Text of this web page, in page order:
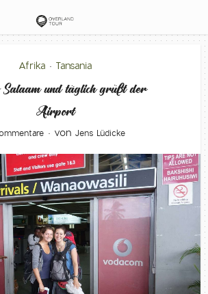
Afrika • Tansania
und täglich grüßt der
Airport
von Jens Lüdicke